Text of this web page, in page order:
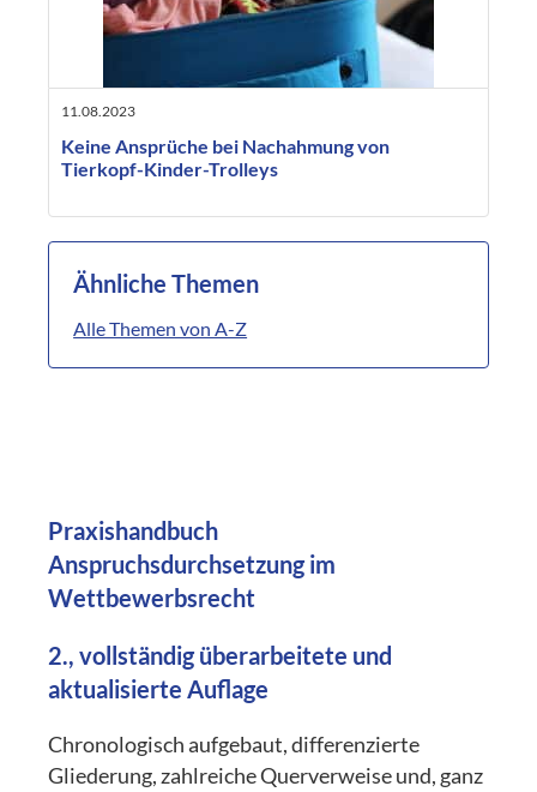
11.08.2023
Keine Ansprüche bei Nachahmung von
Tierkopf-Kinder-Trolleys
Ähnliche Themen
Alle Themen von A-Z
Praxishandbuch
Anspruchsdurchsetzung im
Wettbewerbsrecht
2., vollständig überarbeitete und
aktualisierte Auflage
Chronologisch aufgebaut, differenzierte
Gliederung, zahlreiche Querverweise und, ganz